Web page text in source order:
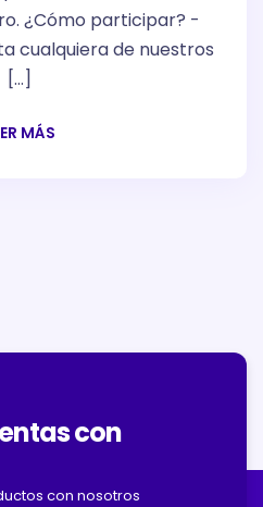
¿Cómo participar? -
cualquiera de nuestros
[…]
MÁS
con
con nosotros